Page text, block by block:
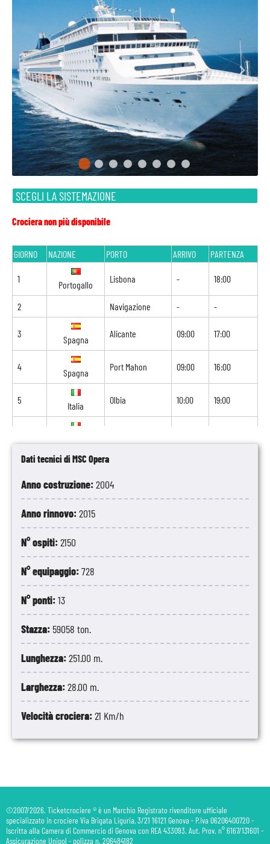
Dati tecnici di MSC Opera
Anno costruzione:2004
Anno rinnovo:2015
N° ospiti:2150
N° equipaggio:728
N° ponti:13
Stazza: 59058 ton.
Lunghezza:251.00 m.
Larghezza:28.00 m.
Velocità crociera:21 Km/h
SCEGLI LA SISTEMAZIONE
Crociera non più disponibile
GIORNO NAZIONE PORTO ARRIVO PARTENZA
1
Portogallo
Lisbona - 18:00
2 Navigazione - -
3
Spagna
Alicante 09:00 17:00
4
Spagna
Port Mahon 09:00 16:00
5
Italia
Olbia 10:00 19:00
Spagna
10
Spagna
Cadice 07:00 17:00
11 Lisbona 09:00 -
©2007/2026. Ticketcrociere ® è un Marchio Registrato rivenditore ufficiale
specializzato in crociere Via Brigata Liguria, 3/21 16121 Genova - P.Iva 06206400720 -
Iscritta alla Camera di Commercio di Genova con REA 433093. Aut. Prov. n° 6167/131601 -
Assicurazione Unipol - polizza n. 206484182